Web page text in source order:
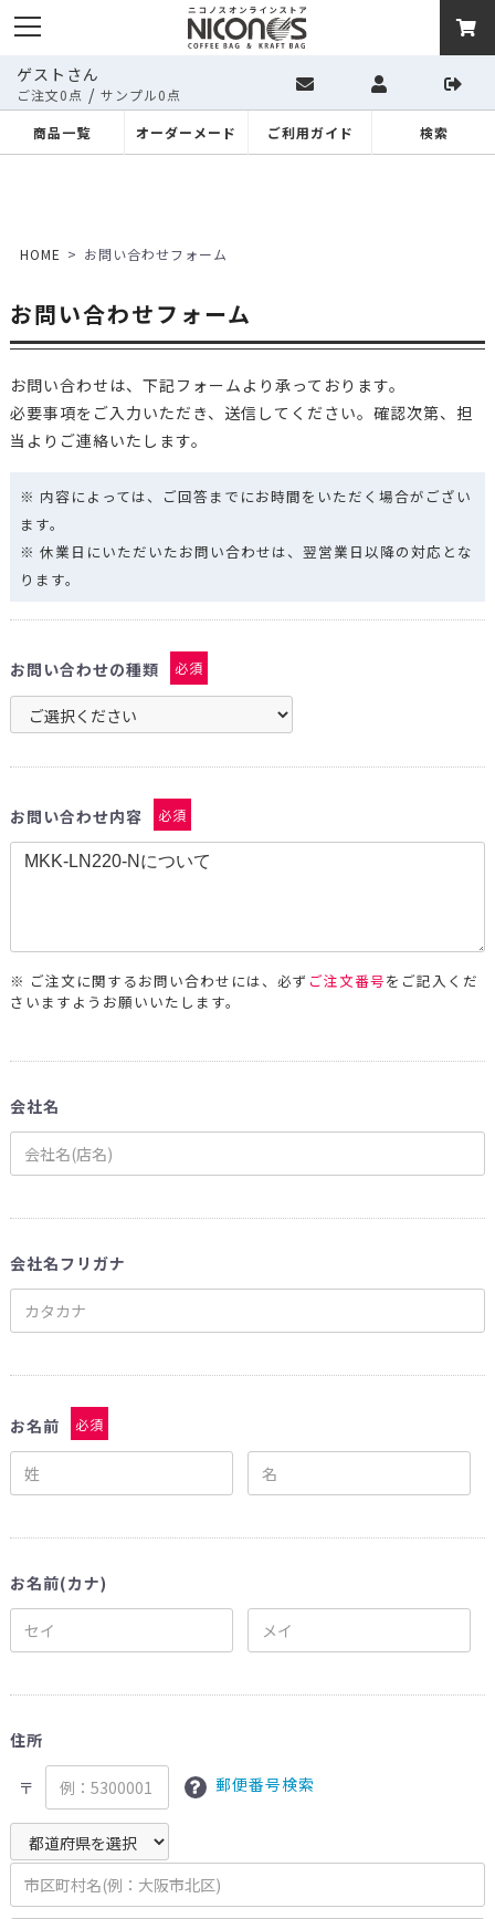
ゲストさん
ご注文0点 / サンプル0点
商品一覧
オーダーメード ご利用ガイド 検索
HOME お問い合わせフォーム
お問い合わせフォーム
お問い合わせは、下記フォームより承っております。
必要事項をご入力いただき、送信してください。確認次第、担
当よりご連絡いたします。
※ 内容によっては、ご回答までにお時間をいただく場合がござい
ます。
※ 休業日にいただいたお問い合わせは、翌営業日以降の対応とな
ります。
お問い合わせの種類 必須
お問い合わせ内容 必須
※ ご注文に関するお問い合わせには、必ず ご注文番号をご記入くだ
さいますようお願いいたします。
会社名
会社名フリガナ
お名前 必須
お名前(カナ)
住所
〒 郵便番号検索